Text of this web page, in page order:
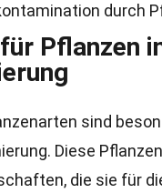
durch
Pflanzen
sind
Diese
die sie für